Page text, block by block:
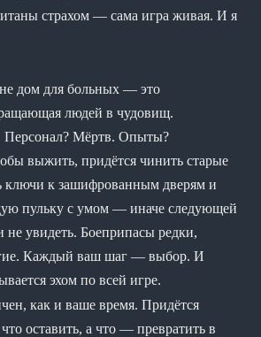
страхом — сама игра живая. И я
дом для больных — это
людей в чудовищ.
Мёртв. Опыты?
выжить, придётся чинить старые
ключи к зашифрованным дверям и
пульку с умом — иначе следующей
увидеть. Боеприпасы редки,
Каждый ваш шаг — выбор. И
эхом по всей игре.
как и ваше время. Придётся
оставить, а что — превратить в